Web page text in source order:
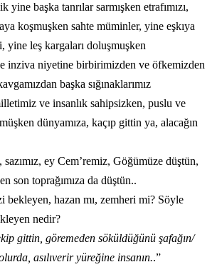
başka tanrılar sarmışken etrafımızı,
koşmuşken sahte müminler, yine eşkıya
yine leş kargaları doluşmuşken
inziva niyetine birbirimizden ve öfkemizden
başka sığınaklarımız
ve insanlık sahipsizken, puslu ve
dünyamıza, kaçıp gittin ya, alacağın
ey Cem’remiz, Göğümüze düştün,
son toprağımıza da düştün..
bekleyen, hazan mı, zemheri mi? Söyle
nedir?
gittin, göremeden söküldüğünü şafağın/
asılıverir yüreğine insanın..”